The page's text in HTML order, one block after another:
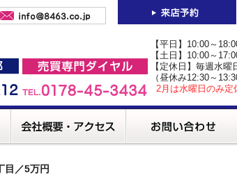
【平日】10:00～
【土日】10:00～
【定休日】毎週水
（昼休み12:30～
2月は水曜日のみ定
目／5万円